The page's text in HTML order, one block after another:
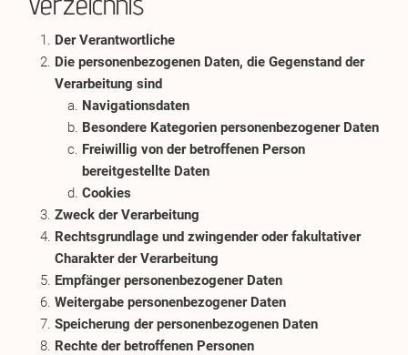
Der Verantwortliche
Die personenbezogenen Daten, die Gegenstand der
Verarbeitung sind
Navigationsdaten
Besondere Kategorien personenbezogener Daten
Freiwillig von der betroffenen Person
bereitgestellte Daten
Cookies
Zweck der Verarbeitung
Rechtsgrundlage und zwingender oder fakultativer
Charakter der Verarbeitung
Empfänger personenbezogener Daten
Weitergabe personenbezogener Daten
Speicherung der personenbezogenen Daten
Rechte der betroffenen Personen